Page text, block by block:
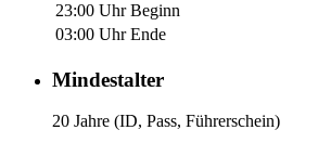
23:00 Uhr Beginn
03:00 Uhr Ende
Mindestalter
20 Jahre (ID, Pass, Führerschein)